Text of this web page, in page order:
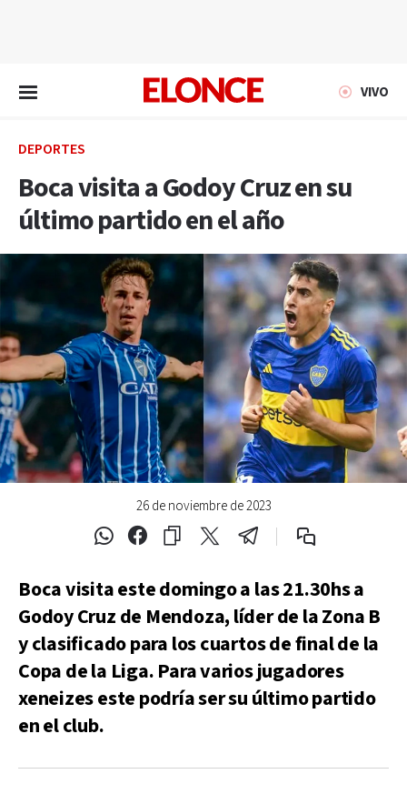
VIVO
DEPORTES
Boca visita a Godoy Cruz en su
último partido en el año
26 de noviembre de 2023
Boca visita este domingo a las 21.30hs a
Godoy Cruz de Mendoza, líder de la Zona B
y clasificado para los cuartos de final de la
Copa de la Liga. Para varios jugadores
xeneizes este podría ser su último partido
en el club.